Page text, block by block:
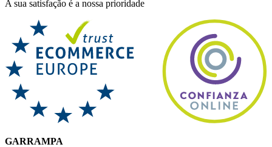
A sua satisfação é a nossa prioridade
GARRAMPA